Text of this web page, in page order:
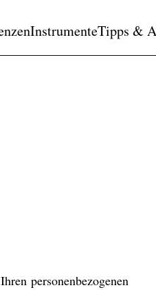
InstrumenteTipps &
personenbezogenen